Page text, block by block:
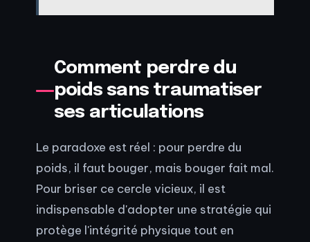
Comment perdre du
poids sans traumatiser
ses articulations
Le paradoxe est réel : pour perdre du
poids, il faut bouger, mais bouger fait mal.
Pour briser ce cercle vicieux, il est
indispensable d'adopter une stratégie qui
protège l'intégrité physique tout en